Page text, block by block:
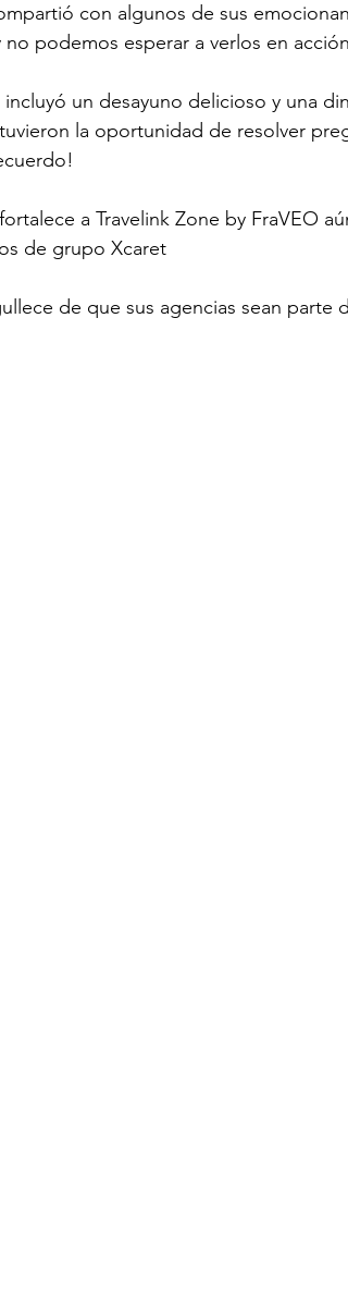
con algunos de sus
no podemos esperar a verlos en
un desayuno delicioso y una
la oportunidad de resolver
a Travelink Zone by FraVEO
de grupo Xcaret
de que sus agencias sean parte